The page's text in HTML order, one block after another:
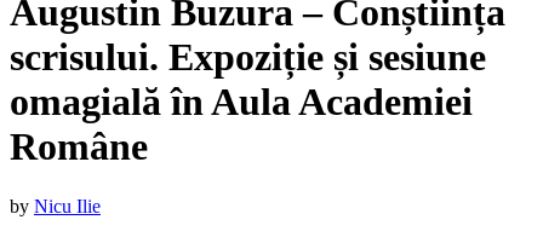
Augustin Buzura – Conștiința
scrisului. Expoziție și sesiune
omagială în Aula Academiei
Române
Published
by Nicu Ilie